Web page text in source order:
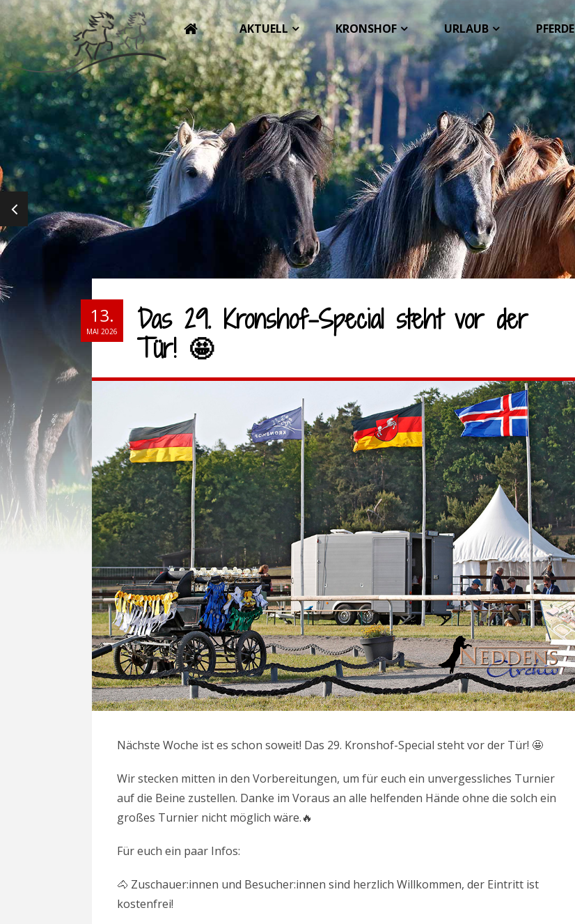
AKTUELL KRONSHOF URLAUB PFERDE
PREVIOUS
13.
MAI 2026
Das 29. Kronshof-Special steht vor der
Tür! 🤩
Nächste Woche ist es schon soweit! Das 29. Kronshof-Special steht vor der Tür! 🤩
Wir stecken mitten in den Vorbereitungen, um für euch ein unvergessliches Turnier
auf die Beine zustellen. Danke im Voraus an alle helfenden Hände ohne die solch ein
großes Turnier nicht möglich wäre.🔥
Für euch ein paar Infos:
🐴 Zuschauer:innen und Besucher:innen sind herzlich Willkommen, der Eintritt ist
kostenfrei!